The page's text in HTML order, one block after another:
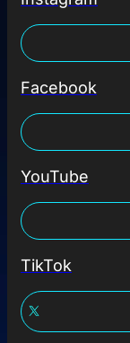
Facebook
YouTube
TikTok